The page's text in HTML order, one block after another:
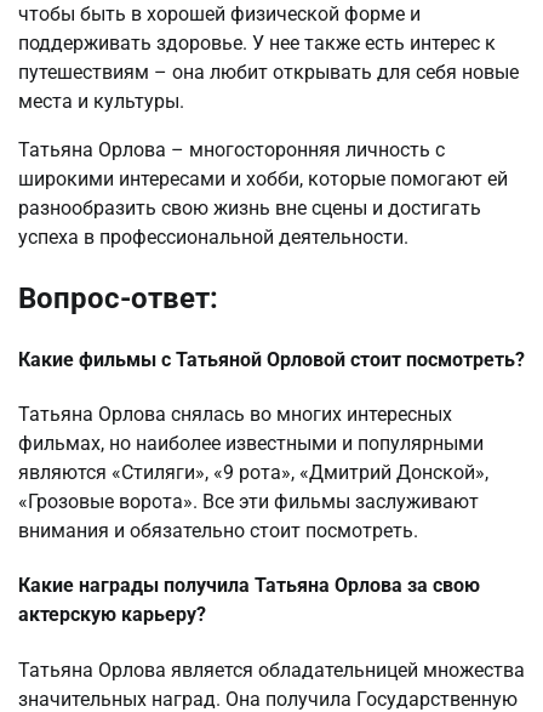
чтобы быть в хорошей физической форме и
поддерживать здоровье. У нее также есть интерес к
путешествиям – она любит открывать для себя новые
места и культуры.
Татьяна Орлова – многосторонняя личность с
широкими интересами и хобби, которые помогают ей
разнообразить свою жизнь вне сцены и достигать
успеха в профессиональной деятельности.
Вопрос-ответ:
Какие фильмы с Татьяной Орловой стоит посмотреть?
Татьяна Орлова снялась во многих интересных
фильмах, но наиболее известными и популярными
являются «Стиляги», «9 рота», «Дмитрий Донской»,
«Грозовые ворота». Все эти фильмы заслуживают
внимания и обязательно стоит посмотреть.
Какие награды получила Татьяна Орлова за свою
актерскую карьеру?
Татьяна Орлова является обладательницей множества
значительных наград. Она получила Государственную